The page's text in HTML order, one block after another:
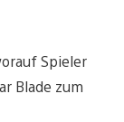
Spieler
Blade zum